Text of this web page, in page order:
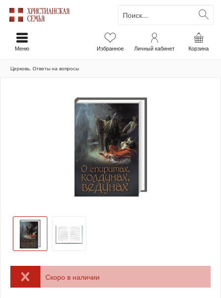
Корзина
Избранное Личный кабинет
Меню
Церковь. Ответы на вопросы
Скоро в наличии